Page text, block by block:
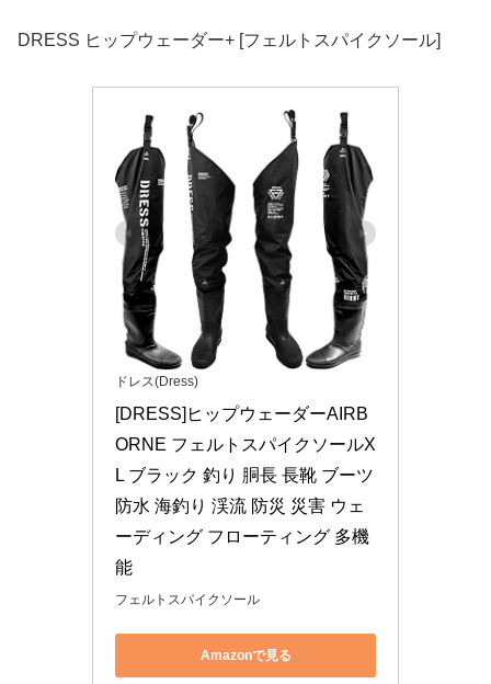
DRESS ヒップウェーダー+ [フェルトスパイクソール]
ドレス(Dress)
[DRESS]ヒップウェーダーAIRB
ORNE フェルトスパイクソールX
L ブラック 釣り 胴長 長靴 ブーツ
防水 海釣り 渓流 防災 災害 ウェ
ーディング フローティング 多機
能
フェルトスパイクソール
Amazonで見る